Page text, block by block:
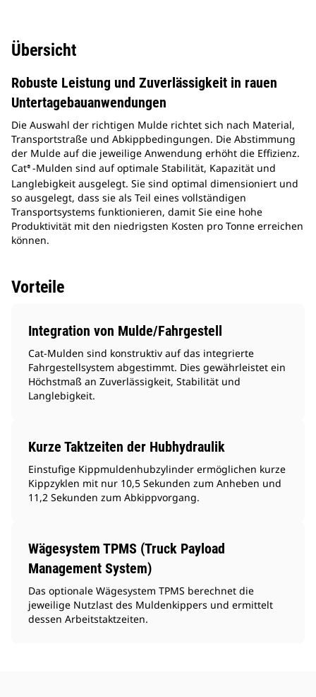
Übersicht
Robuste Leistung und Zuverlässigkeit in rauen
Untertagebauanwendungen
Die Auswahl der richtigen Mulde richtet sich nach Material,
Transportstraße und Abkippbedingungen. Die Abstimmung
der Mulde auf die jeweilige Anwendung erhöht die Effizienz.
Cat® -Mulden sind auf optimale Stabilität, Kapazität und
Langlebigkeit ausgelegt. Sie sind optimal dimensioniert und
so ausgelegt, dass sie als Teil eines vollständigen
Transportsystems funktionieren, damit Sie eine hohe
Produktivität mit den niedrigsten Kosten pro Tonne erreichen
können.
Vorteile
Integration von Mulde/Fahrgestell
Cat-Mulden sind konstruktiv auf das integrierte
Fahrgestellsystem abgestimmt. Dies gewährleistet ein
Höchstmaß an Zuverlässigkeit, Stabilität und
Langlebigkeit.
Kurze Taktzeiten der Hubhydraulik
Einstufige Kippmuldenhubzylinder ermöglichen kurze
Kippzyklen mit nur 10,5 Sekunden zum Anheben und
11,2 Sekunden zum Abkippvorgang.
Wägesystem TPMS (Truck Payload
Management System)
Das optionale Wägesystem TPMS berechnet die
jeweilige Nutzlast des Muldenkippers und ermittelt
dessen Arbeitstaktzeiten.